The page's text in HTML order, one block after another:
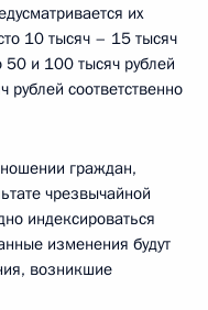
их
10 тысяч – 15 тысяч
50 и 100 тысяч рублей
рублей соответственно
граждан,
чрезвычайной
индексироваться
изменения будут
возникшие